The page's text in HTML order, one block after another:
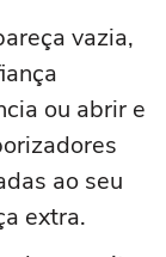
vazia,
ou abrir e
ao seu
extra.